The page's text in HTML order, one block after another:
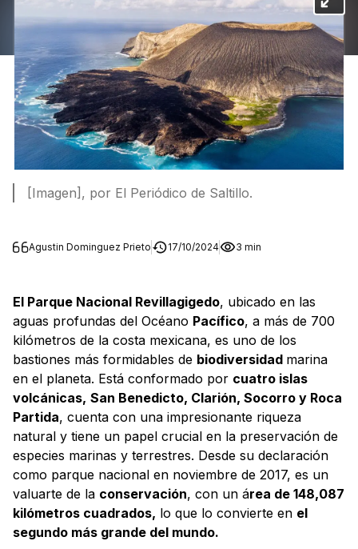
[Imagen], por El Periódico de Saltillo.
Agustin Dominguez Prieto 17/10/2024 3 min
El Parque Nacional Revillagigedo, ubicado en las
aguas profundas del Océano Pacífico, a más de 700
kilómetros de la costa mexicana, es uno de los
bastiones más formidables de biodiversidad marina
en el planeta. Está conformado por cuatro islas
volcánicas, San Benedicto, Clarión, Socorro y Roca
Partida, cuenta con una impresionante riqueza
natural y tiene un papel crucial en la preservación de
especies marinas y terrestres. Desde su declaración
como parque nacional en noviembre de 2017, es un
valuarte de la conservación, con un área de 148,087
kilómetros cuadrados, lo que lo convierte en el
segundo más grande del mundo.